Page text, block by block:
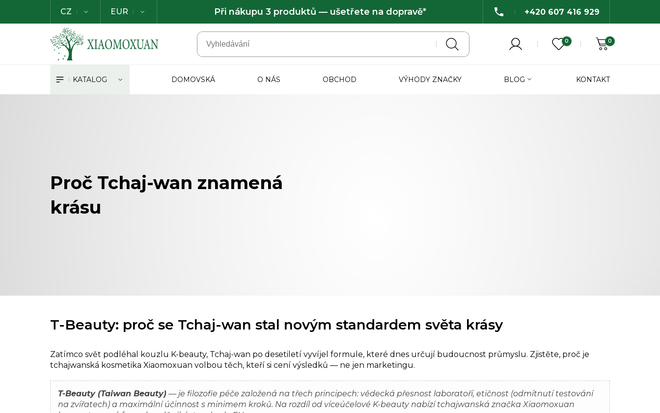
CZ EUR Při nákupu 3 produktů — ušetřete na dopravě* +420 607 416 929
0 0
KATALOG DOMOVSKÁ O NÁS OBCHOD VÝHODY ZNAČKY BLOG KONTAKT
Proč Tchaj-wan znamená
krásu
T-Beauty: proč se Tchaj-wan stal novým standardem světa krásy
Zatímco svět podléhal kouzlu K-beauty, Tchaj-wan po desetiletí vyvíjel formule, které dnes určují budoucnost průmyslu. Zjistěte, proč je
tchajwanská kosmetika Xiaomoxuan volbou těch, kteří si cení výsledků — ne jen marketingu.
T-Beauty (Taiwan Beauty) — je filozofie péče založená na třech principech: vědecká přesnost laboratoří, etičnost (odmítnutí testování
na zvířatech) a maximální účinnost s minimem kroků. Na rozdíl od víceúčelové K-beauty nabízí tchajwanská značka Xiaomoxuan